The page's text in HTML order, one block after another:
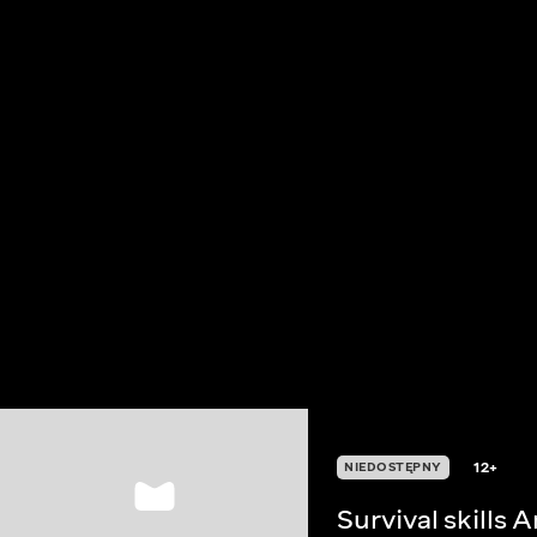
NIEDOSTĘPNY 12+
Survival skills